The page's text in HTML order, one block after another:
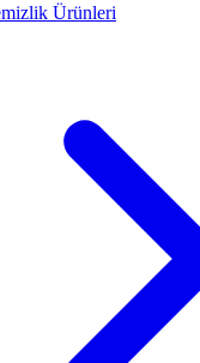
Ürünleri